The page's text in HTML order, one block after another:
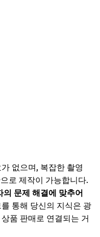
없으며, 복잡한 촬영
로 제작이 가능합니다.
문제 해결에 맞추어
통해 당신의 지식은 광
품 판매로 연결되는 거